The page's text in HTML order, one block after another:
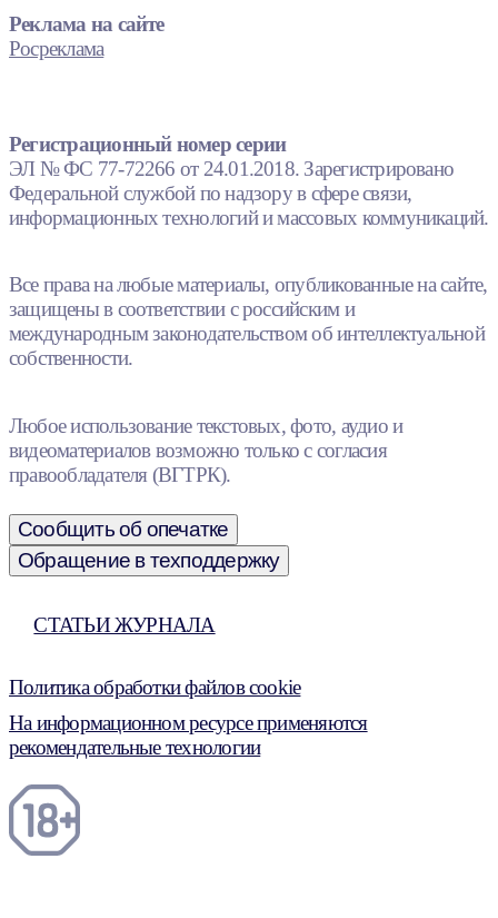
Реклама на сайте
Росреклама
Регистрационный номер серии
ЭЛ № ФС 77-72266 от 24.01.2018. Зарегистрировано
Федеральной службой по надзору в сфере связи,
информационных технологий и массовых коммуникаций.
Все права на любые материалы, опубликованные на сайте,
защищены в соответствии с российским и
международным законодательством об интеллектуальной
собственности.
Любое использование текстовых, фото, аудио и
видеоматериалов возможно только с согласия
правообладателя (ВГТРК).
Сообщить об опечатке
Обращение в техподдержку
СТАТЬИ ЖУРНАЛА
Политика обработки файлов cookie
На информационном ресурсе применяются
рекомендательные технологии